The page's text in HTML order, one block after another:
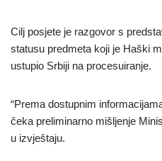
Cilj posjete je razgovor s
statusu predmeta koji je Haški
ustupio Srbiji na procesuiranje.
“Prema dostupnim
čeka preliminarno mišljenje
u izvještaju.